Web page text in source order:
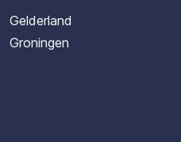
Gelderland
Groningen